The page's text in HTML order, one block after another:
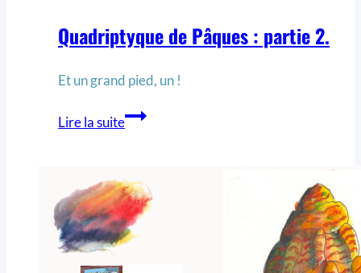
Quadriptyque de Pâques : partie 2.
Et un grand pied, un !
Lire la suite